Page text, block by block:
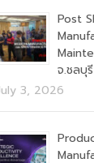
Post
จ.ชลบุรี
3, 2026